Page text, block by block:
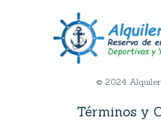
© 2024
Términos y